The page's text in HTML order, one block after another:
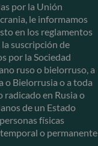
por la Unión
le informamos
en los reglamentos
la suscripción de
por la Sociedad
ruso o bielorruso, a
o Bielorrusia o a toda
en Rusia o
de un Estado
físicas
o permanente